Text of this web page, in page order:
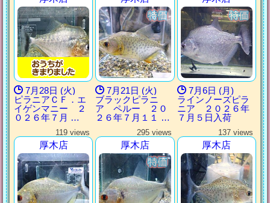
7月28日 (火)
ピラニアＣＦ．エ
イゲンマニー ２
０２６年７月 …
7月21日 (火)
ブラックピラニ
ア ペルー ２０
２６年７月１１ …
7月6日 (月)
ラインノーズピラ
ニア ２０２６年
７月５日入荷
119 views
厚木店
295 views
厚木店
137 views
厚木店